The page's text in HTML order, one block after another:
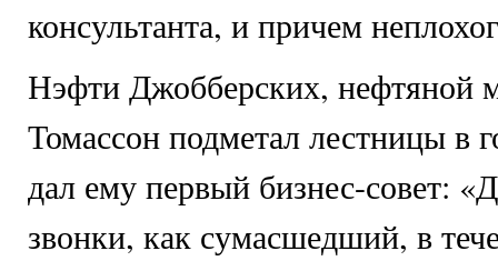
консультанта, и причем
Нэфти Джобберских, нефтяной
Томассон подметал лестницы в
дал ему первый бизнес-совет:
звонки, как сумасшедший, в